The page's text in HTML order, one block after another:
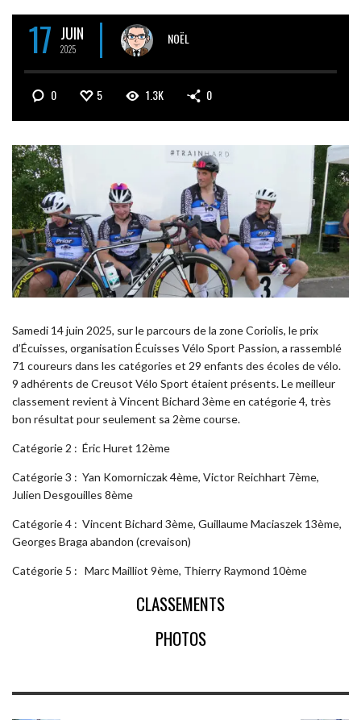
17 JUIN
2025
NOËL
0 5 1.3K 0
Samedi 14 juin 2025, sur le parcours de la zone Coriolis, le prix
d’Écuisses, organisation Écuisses Vélo Sport Passion, a rassemblé
71 coureurs dans les catégories et 29 enfants des écoles de vélo.
9 adhérents de Creusot Vélo Sport étaient présents. Le meilleur
classement revient à Vincent Bichard 3ème en catégorie 4, très
bon résultat pour seulement sa 2ème course.
Catégorie 2 : Éric Huret 12ème
Catégorie 3 : Yan Komorniczak 4ème, Victor Reichhart 7ème,
Julien Desgouilles 8ème
Catégorie 4 : Vincent Bichard 3ème, Guillaume Maciaszek 13ème,
Georges Braga abandon (crevaison)
Catégorie 5 : Marc Mailliot 9ème, Thierry Raymond 10ème
CLASSEMENTS
PHOTOS